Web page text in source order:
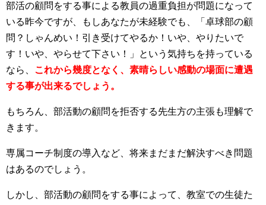
部活の顧問をする事による教員の過重負担が問題になって
いる昨今ですが、もしあなたが未経験でも、「卓球部の顧
問？しゃんめい！引き受けてやるか！いや、やりたいで
す！いや、やらせて下さい！」という気持ちを持っている
なら、 これから幾度となく、素晴らしい感動の場面に遭遇
する事が出来るでしょう。
もちろん、部活動の顧問を拒否する先生方の主張も理解で
きます。
専属コーチ制度の導入など、将来まだまだ解決すべき問題
はあるのでしょう。
しかし、部活動の顧問をする事によって、教室での生徒た